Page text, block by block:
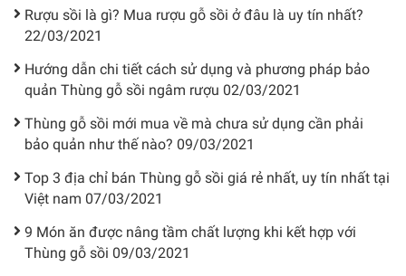
Rượu sồi là gì? Mua rượu gỗ sồi ở đâu là uy tín nhất?
22/03/2021
Hướng dẫn chi tiết cách sử dụng và phương pháp bảo
quản Thùng gỗ sồi ngâm rượu 02/03/2021
Thùng gỗ sồi mới mua về mà chưa sử dụng cần phải
bảo quản như thế nào? 09/03/2021
Top 3 địa chỉ bán Thùng gỗ sồi giá rẻ nhất, uy tín nhất tại
Việt nam 07/03/2021
9 Món ăn được nâng tầm chất lượng khi kết hợp với
Thùng gỗ sồi 09/03/2021